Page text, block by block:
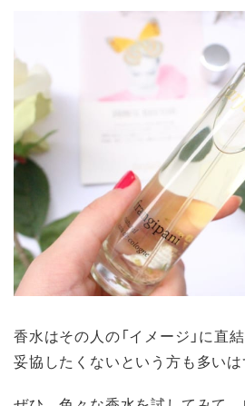
香水はその人の「イメージ」に直
妥協したくないという方も多いは